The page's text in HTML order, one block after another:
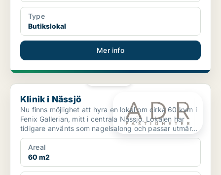
Type
Butikslokal
Mer info
Klinik i Nässjö
Klinik i Nässjö
Nu finns möjlighet att hyra en lokal om cirka 60 kvm i
Fenix Gallerian, mitt i centrala Nässjö. Lokalen har
tidigare använts som nagelsalong och passar utmär...
Areal
60 m2